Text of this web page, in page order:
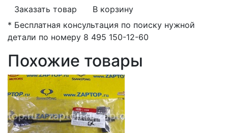
Заказать товар
В корзину
* Бесплатная консультация по поиску нужной
детали по номеру 8 495 150-12-60
Похожие товары